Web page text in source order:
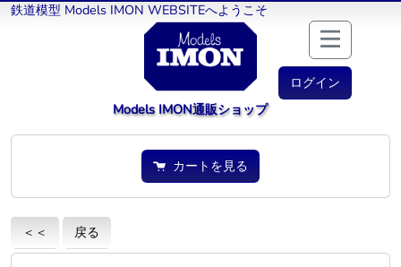
鉄道模型 Models IMON WEBSITEへようこそ
ログイン
Models IMON通販ショップ
カートを見る
＜＜ 戻る